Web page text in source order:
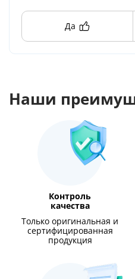
Да
Наши
Контроль
качества
Только оригинальная и
сертифицированная
продукция